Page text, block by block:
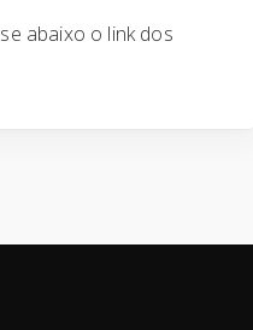
abaixo o link dos